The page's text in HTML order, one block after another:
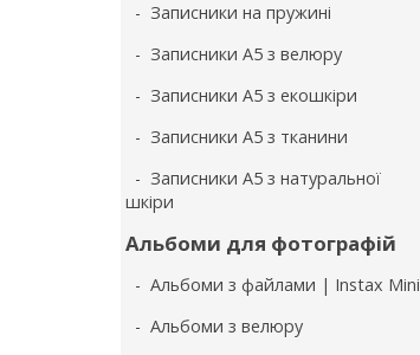
- Записники на пружині
- Записники А5 з велюру
- Записники А5 з екошкіри
- Записники А5 з тканини
- Записники А5 з натуральної
шкіри
Альбоми для фотографій
- Альбоми з файлами | Instax Mini
- Альбоми з велюру